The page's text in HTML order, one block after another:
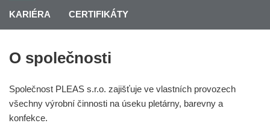
KARIÉRA CERTIFIKÁTY
O společnosti
Společnost PLEAS s.r.o. zajišťuje ve vlastních provozech
všechny výrobní činnosti na úseku pletárny, barevny a
konfekce.